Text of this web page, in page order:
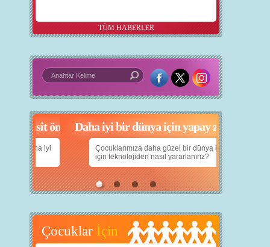
TÜM HABERLER
5 basit öneri
daha iyi
Daha iyi bir dünya için yapay zekâ
Çocuklarımıza daha güzel bir dünya bırakabilmek
için teknolojiden nasıl yararlanırız?
Çocuklar İçin